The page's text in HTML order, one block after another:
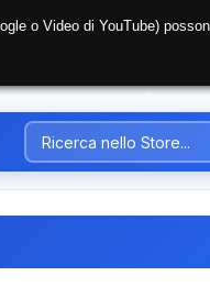
o Video di YouTube)